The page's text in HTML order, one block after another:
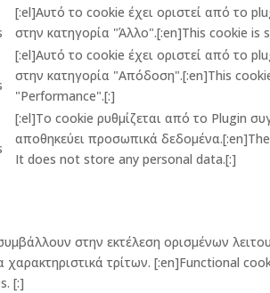
[:el]Αυτό το cookie έχει οριστεί από το
στην κατηγορία "Άλλο".[:en]This cookie
[:el]Αυτό το cookie έχει οριστεί από το
στην κατηγορία "Απόδοση".[:en]This
"Performance".[:]
[:el]Το cookie ρυθμίζεται από το Plugin
αποθηκεύει προσωπικά
It does not store any personal data.[:]
στην εκτέλεση ορισμένων
χαρακτηριστικά τρίτων. [:en]Functional
[:]